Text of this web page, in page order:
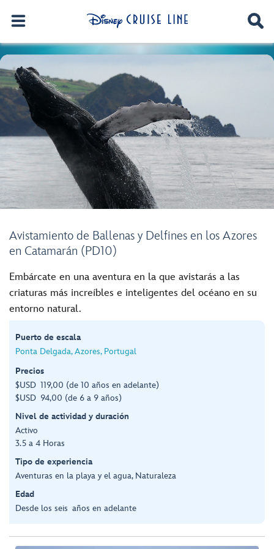
Avistamiento de Ballenas y Delfines en los Azores
en Catamarán (PD10)
Embárcate en una aventura en la que avistarás a las
criaturas más increíbles e inteligentes del océano en su
entorno natural.
Puerto de escala
Ponta Delgada, Azores, Portugal
Precios
$USD 119,00 (de 10 años en adelante)
$USD 94,00 (de 6 a 9 años)
Nivel de actividad y duración
Activo
3.5 a 4 Horas
Tipo de experiencia
Aventuras en la playa y el agua, Naturaleza
Edad
Desde los seis años en adelante